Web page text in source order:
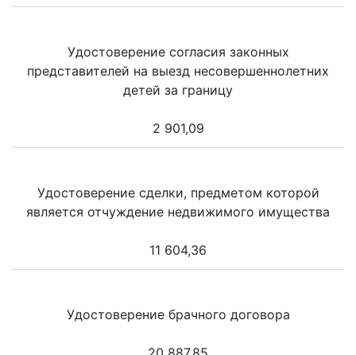
Удостоверение согласия законных
представителей на выезд несовершеннолетних
детей за границу
2 901,09
Удостоверение сделки, предметом которой
является отчуждение недвижимого имущества
11 604,36
Удостоверение брачного договора